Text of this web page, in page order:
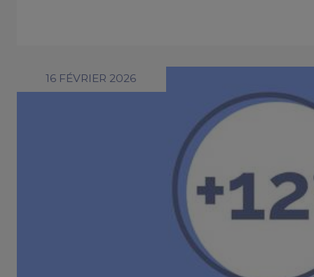
16 FÉVRIER 2026